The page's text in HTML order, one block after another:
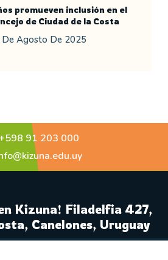
promueven inclusión en el
de Ciudad de la Costa
De Agosto De 2025
91 203 000
en Kizuna! Filadelfia 427,
Canelones, Uruguay